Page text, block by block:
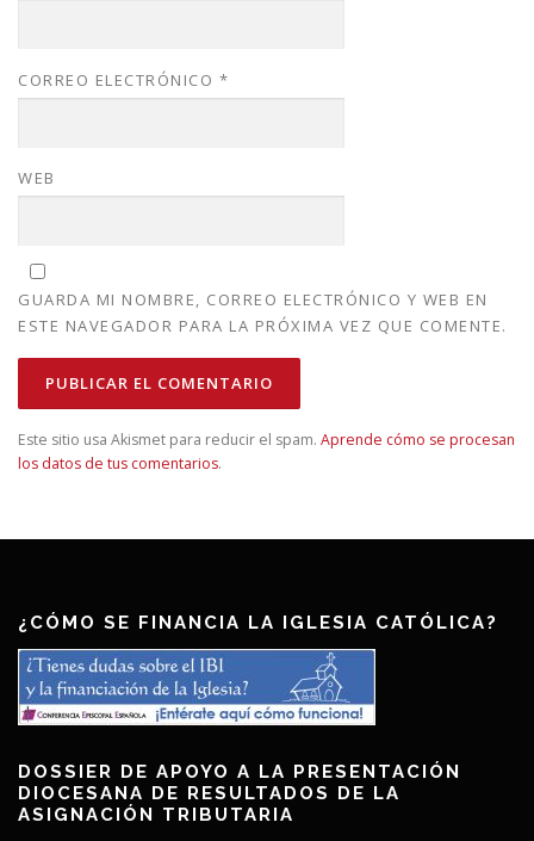
CORREO ELECTRÓNICO *
WEB
GUARDA MI NOMBRE, CORREO ELECTRÓNICO Y WEB EN
ESTE NAVEGADOR PARA LA PRÓXIMA VEZ QUE COMENTE.
Este sitio usa Akismet para reducir el spam. Aprende cómo se procesan
los datos de tus comentarios.
¿CÓMO SE FINANCIA LA IGLESIA CATÓLICA?
DOSSIER DE APOYO A LA PRESENTACIÓN
DIOCESANA DE RESULTADOS DE LA
ASIGNACIÓN TRIBUTARIA